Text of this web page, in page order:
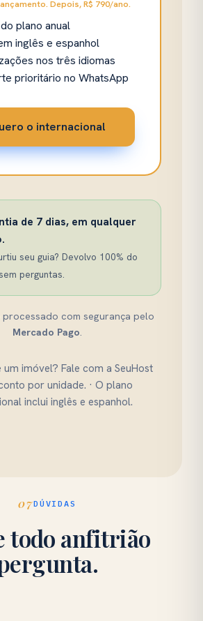
Depois, R$ 790/ano.
plano anual
inglês e espanhol
nos três idiomas
prioritário no WhatsApp
o internacional
de 7 dias, em qualquer
seu guia? Devolvo 100% do
perguntas.
processado com segurança pelo
Mercado Pago.
um imóvel? Fale com a SeuHost
por unidade. · O plano
inclui inglês e espanhol.
07DÚVIDAS
todo anfitrião